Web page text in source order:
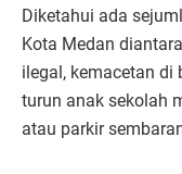
Diketahui ada
Kota Medan
ilegal, kemacetan di
turun anak sekolah
atau parkir